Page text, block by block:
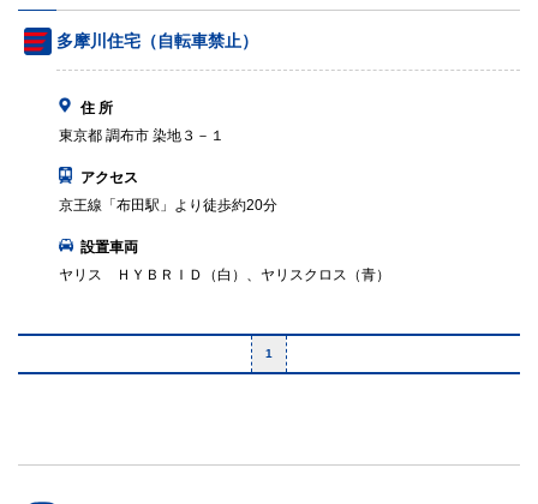
多摩川住宅（自転車禁止）
住 所
東京都 調布市 染地３－１
アクセス
京王線「布田駅」より徒歩約20分
設置車両
ヤリス ＨＹＢＲＩＤ（白）、ヤリスクロス（青）
1